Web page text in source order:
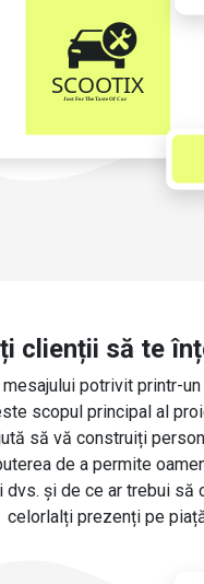
clienții să te
potrivit printr-
scopul principal al
să vă construiți
de a permite
dvs. și de ce ar trebui să
celorlalți prezenți pe